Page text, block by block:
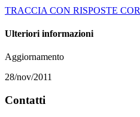
TRACCIA CON RISPOSTE
Ulteriori informazioni
Aggiornamento
28/nov/2011
Contatti